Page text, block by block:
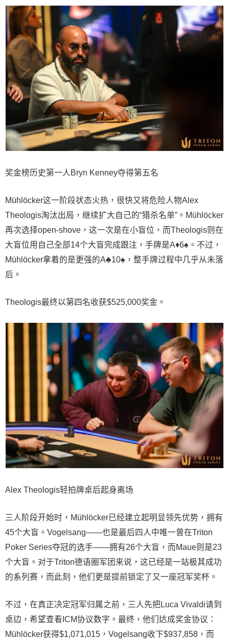
奖金榜历史第一人Bryn Kenney夺得第五名
Mühlöcker这一阶段状态火热，很快又将危险人物Alex
Theologis淘汰出局，继续扩大自己的“猎杀名单”。Mühlöcker
再次选择open-shove，这一次是在小盲位，而Theologis则在
大盲位用自己全部14个大盲完成跟注，手牌是A♦6♠。不过，
Mühlöcker拿着的是更强的A♣10♠，整手牌过程中几乎从未落
后。
Theologis最终以第四名收获$525,000奖金。
Alex Theologis轻拍牌桌后起身离场
三人阶段开始时，Mühlöcker已经建立起明显领先优势，拥有
45个大盲。Vogelsang——也是最后四人中唯一曾在Triton
Poker Series夺冠的选手——拥有26个大盲，而Maue则是23
个大盲。对于Triton德语圈军团来说，这已经是一站极其成功
的系列赛，而此刻，他们更是提前锁定了又一座冠军奖杯。
不过，在真正决定冠军归属之前，三人先把Luca Vivaldi请到
桌边，希望查看ICM协议数字。最终，他们达成奖金协议：
Mühlöcker获得$1,071,015，Vogelsang收下$937,858，而